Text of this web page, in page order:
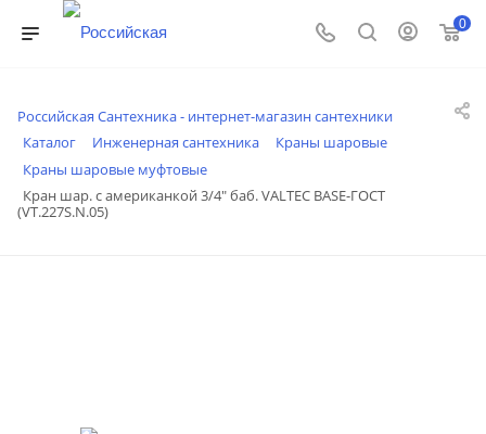
0
Российская Сантехника - интернет-магазин сантехники
Каталог
Инженерная сантехника
Краны шаровые
Краны шаровые муфтовые
Кран шар. с американкой 3/4" баб. VALTEC BASE-ГОСТ
(VT.227S.N.05)